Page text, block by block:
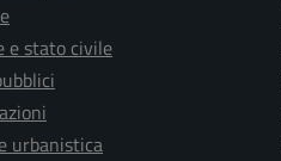
e stato civile
urbanistica